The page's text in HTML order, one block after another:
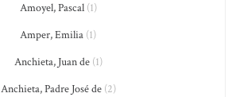
Amoyel, Pascal(1)
Amper, Emilia (1)
Anchieta, Juan de(1)
Anchieta, Padre José de(2)